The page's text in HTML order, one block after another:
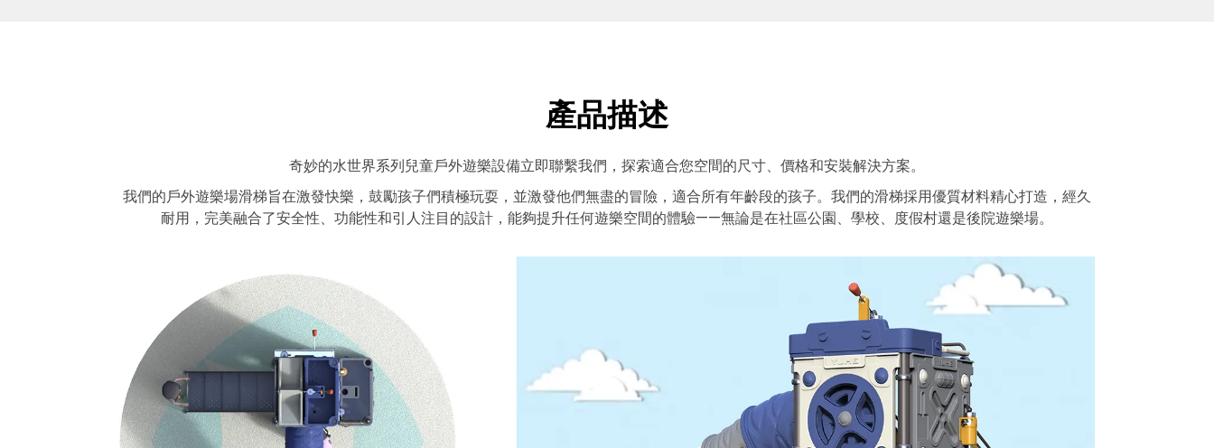
產品描述
奇妙的水世界系列兒童戶外遊樂設備立即聯繫我們，探索適合您空間的尺寸、價格和安裝解決方案。
我們的戶外遊樂場滑梯旨在激發快樂，鼓勵孩子們積極玩耍，並激發他們無盡的冒險，適合所有年齡段的孩子。我們的滑梯採用優質材料精心打造，經久
耐用，完美融合了安全性、功能性和引人注目的設計，能夠提升任何遊樂空間的體驗——無論是在社區公園、學校、度假村還是後院遊樂場。